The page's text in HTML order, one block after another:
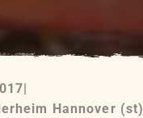
|
Hannover (st)